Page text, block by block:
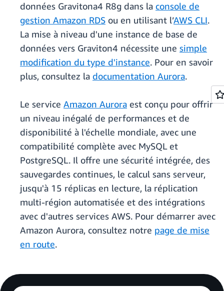
données Gravitona4 R8g dans la console de
gestion Amazon RDS ou en utilisant l’AWS CLI.
La mise à niveau d'une instance de base de
données vers Graviton4 nécessite une simple
modification du type d'instance. Pour en savoir
plus, consultez la documentation Aurora.
Le service Amazon Aurora est conçu pour offrir
un niveau inégalé de performances et de
disponibilité à l'échelle mondiale, avec une
compatibilité complète avec MySQL et
PostgreSQL. Il offre une sécurité intégrée, des
sauvegardes continues, le calcul sans serveur,
jusqu'à 15 réplicas en lecture, la réplication
multi-région automatisée et des intégrations
avec d'autres services AWS. Pour démarrer avec
Amazon Aurora, consultez notre page de mise
en route.